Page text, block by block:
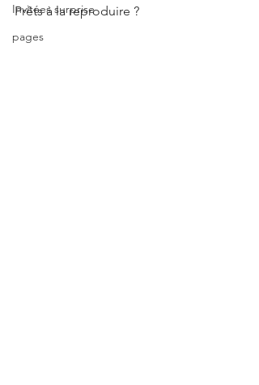
Invitées surprise
pages
Prêts à la reproduire ?